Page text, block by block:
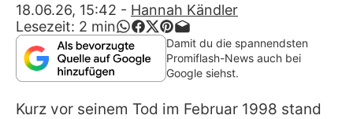
App runterladen
Team
Redaktionelle Richtlinien
18.06.26, 15:42 - Hannah Kändler
Lesezeit: 2 min
Damit du die spannendsten
Promiflash-News auch bei
Google siehst.
Kurz vor seinem Tod im Februar 1998 stand